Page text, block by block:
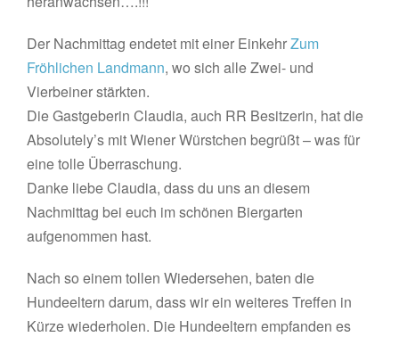
Der Nachmittag endetet mit einer EinkehrZum
Fröhlichen Landmann, wo sich alle Zwei- und
Vierbeiner stärkten.
Die Gastgeberin Claudia, auch RR Besitzerin, hat die
Absolutely’s mit Wiener Würstchen begrüßt – was für
eine tolle Überraschung.
Danke liebe Claudia, dass du uns an diesem
Nachmittag bei euch im schönen Biergarten
aufgenommen hast.
Nach so einem tollen Wiedersehen, baten die
Hundeeltern darum, dass wir ein weiteres Treffen in
Kürze wiederholen. Die Hundeeltern empfanden es